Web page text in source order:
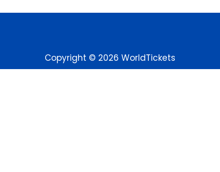
Copyright © 2026 WorldTickets